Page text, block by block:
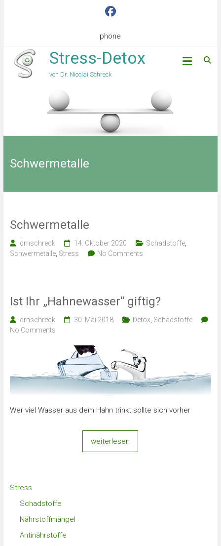
phone
Stress-Detox
von Dr. Nicolai Schreck
Schwermetalle
Schwermetalle
drnschreck 14. Oktober 2020 Schadstoffe,
Schwermetalle, Stress No Comments
Ist Ihr „Hahnewasser“ giftig?
drnschreck 30. Mai 2018 Detox Schadstoffe
No Comments
Wer viel Wasser aus dem Hahn trinkt sollte sich vorher
weiterlesen
Stress
Schadstoffe
Nährstoffmängel
Antinährstoffe